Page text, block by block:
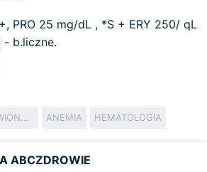
PRO 25 mg/dL , *S + ERY 250/ qL
- b.liczne.
KREW I NACZYNIA KRWIONOŚNE ANEMIA HEMATOLOGIA
ABCZDROWIE